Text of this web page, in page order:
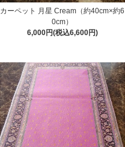
カーペット 月星 Cream（約40cm×約6
0cm）
6,000円(税込6,600円)